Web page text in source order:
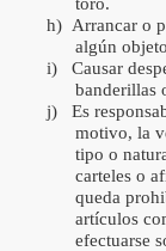
h) Arrancar o
algún
i)
Causar
banderillas
j)
Es
motivo, la
tipo o
carteles o
queda
artículos
efectuarse